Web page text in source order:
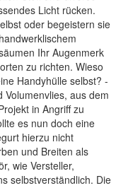
Licht rücken.
oder begeistern sie
Ihr Augenmerk
zu richten. Wieso
Handyhülle selbst? -
Volumenvlies, aus dem
in Angriff zu
es nun doch eine
hierzu nicht
und Breiten als
wie Versteller,
selbstverständlich. Die